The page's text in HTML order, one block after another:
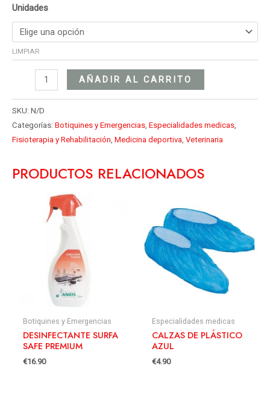
Unidades
LIMPIAR
AÑADIR AL CARRITO
SKU: N/D
Categorías: Botiquines y Emergencias, Especialidades medicas,
Fisioterapia y Rehabilitación, Medicina deportiva, Veterinaria
PRODUCTOS RELACIONADOS
Botiquines y Emergencias
DESINFECTANTE SURFA
SAFE PREMIUM
€16.90
Especialidades medicas
CALZAS DE PLÁSTICO
AZUL
€4.90